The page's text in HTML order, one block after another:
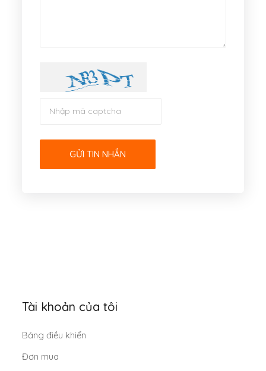
GỬI TIN NHẮN
Tài khoản của tôi
Bảng điều khiển
Đơn mua